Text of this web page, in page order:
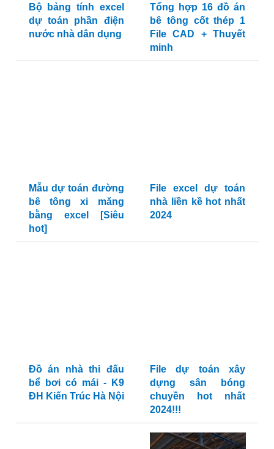
Bộ bảng tính excel
dự toán phần điện
nước nhà dân dụng
Tổng hợp 16 đồ án
bê tông cốt thép 1
File CAD + Thuyết
minh
Mẫu dự toán đường
bê tông xi măng
bằng excel [Siêu
hot]
File excel dự toán
nhà liền kề hot nhất
2024
Đồ án nhà thi đấu
bể bơi có mái - K9
ĐH Kiến Trúc Hà Nội
File dự toán xây
dựng sân bóng
chuyền hot nhất
2024!!!